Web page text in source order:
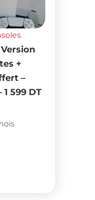
+
–
1 599 DT